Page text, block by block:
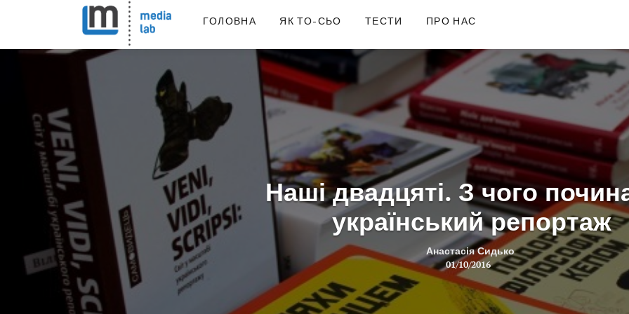
ГОЛОВНА ЯК ТО-СЬО ТЕСТИ ПРО НАС
Наші двадцяті. З чого
український репортаж
Анастасія Сидько
01/10/2016